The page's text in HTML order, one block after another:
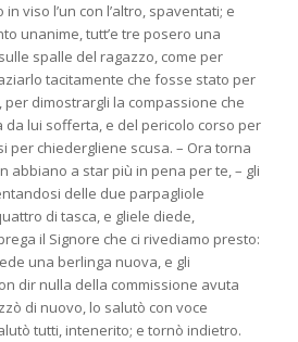
viso l’un con l’altro, spaventati; e
unanime, tutt’e tre posero una
spalle del ragazzo, come per
tacitamente che fosse stato per
dimostrargli la compassione che
da lui sofferta, e del pericolo corso per
per chiedergliene scusa. – Ora torna
abbiano a star più in pena per te, – gli
delle due parpagliole
di tasca, e gliele diede,
il Signore che ci rivediamo presto:
una berlinga nuova, e gli
dir nulla della commissione avuta
di nuovo, lo salutò con voce
tutti, intenerito; e tornò indietro.